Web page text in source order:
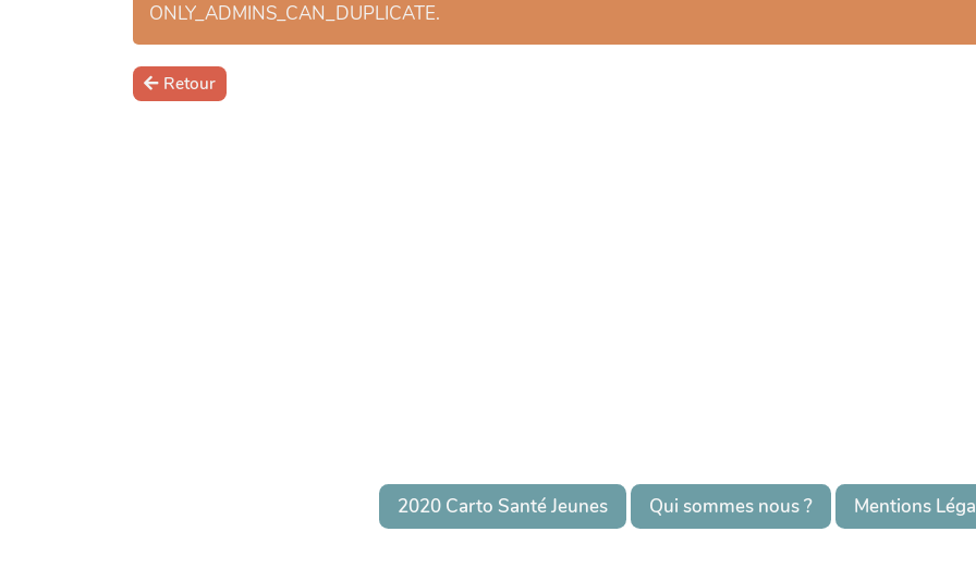
ONLY_ADMINS_CAN_DUPLICATE.
Retour
2020 Carto Santé Jeunes Qui sommes nous ? Mentions